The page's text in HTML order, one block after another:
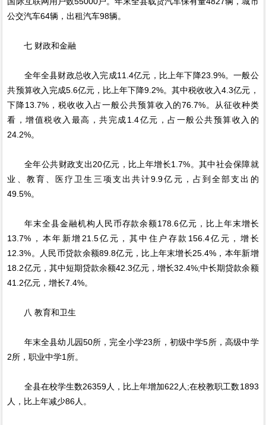
公交汽车64辆，出租汽车98辆。
七 财政和金融
全年全县财政总收入完成11.4亿元，比上年下降23.9%。一般公
共预算收入完成5.6亿元，比上年下降9.2%。其中税收收入4.3亿元，
下降13.7%，税收收入占一般公共预算收入的76.7%。从征收种类
看，增值税收入最高，共完成1.4亿元，占一般公共预算收入的
24.2%。
全年公共财政支出20亿元，比上年增长1.7%。其中社会保障就
业、教育、医疗卫生三项支出共计9.9亿元，占到全部支出的
49.5%。
年末全县金融机构人民币存款余额178.6亿元，比上年末增长
13.7%，本年新增21.5亿元，其中住户存款156.4亿元，增长
12.3%。人民币贷款余额89.8亿元，比上年末增长25.4%，本年新增
18.2亿元，其中短期贷款余额42.3亿元，增长32.4%;中长期贷款余额
41.2亿元，增长7.4%。
八 教育和卫生
年末全县幼儿园50所，完全小学23所，初级中学5所，高级中学
2所，职业中学1所。
全县在校学生数26359人，比上年增加622人;在校教职工数1893
人，比上年减少86人。